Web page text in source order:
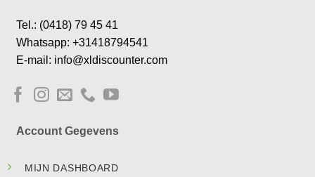
Tel.: (0418) 79 45 41
Whatsapp: +31418794541
E-mail: info@xldiscounter.com
Account Gegevens
MIJN DASHBOARD